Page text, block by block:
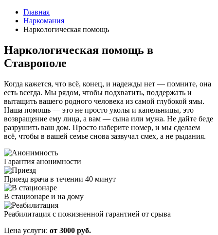
Главная
Наркомания
Наркологическая помощь
Наркологическая помощь в
Ставрополе
Когда кажется, что всё, конец, и надежды нет — помните, она
есть всегда. Мы рядом, чтобы подхватить, поддержать и
вытащить вашего родного человека из самой глубокой ямы.
Наша помощь — это не просто уколы и капельницы, это
возвращение ему лица, а вам — сына или мужа. Не дайте беде
разрушить ваш дом. Просто наберите номер, и мы сделаем
всё, чтобы в вашей семье снова зазвучал смех, а не рыдания.
Гарантия анонимности
Приезд врача в течении 40 минут
В стационаре и на дому
Реабилитация с пожизненной гарантией от срыва
Цена услуги: от 3000 руб.